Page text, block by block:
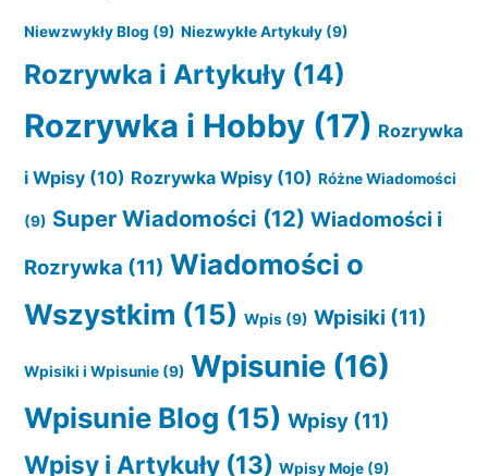
Niewzwykły Blog (9) Niezwykłe Artykuły (9)
Rozrywka i Artykuły (14)
Rozrywka i Hobby (17) Rozrywka
i Wpisy (10) Rozrywka Wpisy (10) Różne Wiadomości
(9) Super Wiadomości (12) Wiadomości i
Rozrywka (11) Wiadomości o
Wszystkim (15) Wpis (9) Wpisiki (11)
Wpisiki i Wpisunie (9) Wpisunie (16)
Wpisunie Blog (15) Wpisy (11)
Wpisy i Artykuły (13) Wpisy Moje (9)